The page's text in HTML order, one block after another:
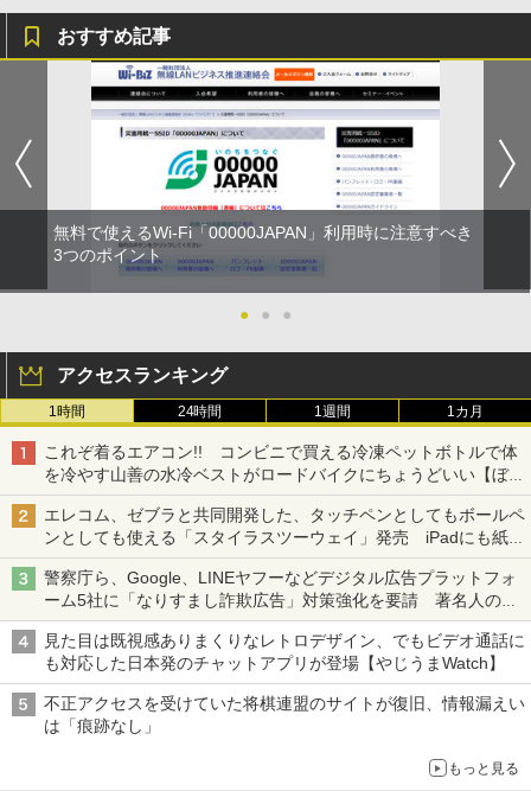
おすすめ記事
無料で使えるWi-Fi「00000JAPAN」利用時に注意すべき
3つのポイント
● ● ●
アクセスランキング
1時間 24時間 1週間 1カ月
これぞ着るエアコン!! コンビニで買える冷凍ペットボトルで体
を冷やす山善の水冷ベストがロードバイクにちょうどいい【ぼっ
ち・ざ・ろーど！その14】【空いた時間でなにしてる？】
エレコム、ゼブラと共同開発した、タッチペンとしてもボールペ
ンとしても使える「スタイラスツーウェイ」発売 iPadにも紙に
も、持ち替えずに書き込める
警察庁ら、Google、LINEヤフーなどデジタル広告プラットフォ
ーム5社に「なりすまし詐欺広告」対策強化を要請 著名人の写
真や映像を使った投資詐欺などへの対策として
見た目は既視感ありまくりなレトロデザイン、でもビデオ通話に
も対応した日本発のチャットアプリが登場【やじうまWatch】
不正アクセスを受けていた将棋連盟のサイトが復旧、情報漏えい
は「痕跡なし」
もっと見る